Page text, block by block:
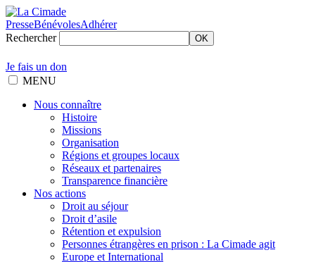
PresseBénévolesAdhérer
Rechercher
OK
Je fais un don
MENU
Nous connaître
Histoire
Missions
Organisation
Régions et groupes locaux
Réseaux et partenaires
Transparence financière
Nos actions
Droit au séjour
Droit d’asile
Rétention et expulsion
Personnes étrangères en prison : La Cimade agit
Europe et International